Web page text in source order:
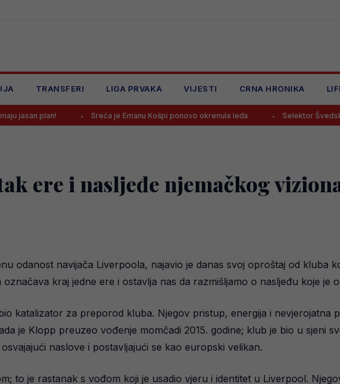
TRANSFERI LIGA PRVAKA VIJESTI CRNA HRONIKA
Sreća je Emanu Košpi ponovo okrenula leđa Selektor Švedske
ere i nasljeđe njemačkog
odanost navijača Liverpoola, najavio je danas svoj oproštaj od kluba
kraj jedne ere i ostavlja nas da razmišljamo o nasljeđu koje je
katalizator za preporod kluba. Njegov pristup, energija i nevjerojatna
je Klopp preuzeo vođenje momčadi 2015. godine; klub je bio u sjeni
naslove i postavljajući se kao europski velikan.
to je rastanak s vođom koji je usadio vjeru i identitet u Liverpool.